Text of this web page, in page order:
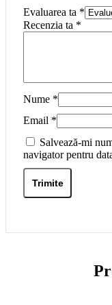
Evaluarea ta *
Recenzia ta *
Nume *
Email *
Salvează-mi
navigator pentru